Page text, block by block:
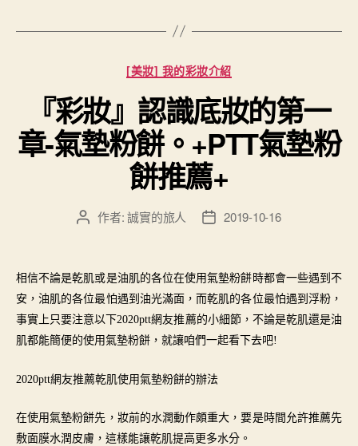
分
類
[美妝] 我的彩妝介紹
『彩妝』認識底妝的第一
章-氣墊粉餅。+PTT氣墊粉
餅推薦+
文
者
作者:誠實的旅人
文
佈
日
期
2019-10-16
相信不論是乾肌或是油肌的各位在使用氣墊粉餅時都會一些遇到不
安，油肌的各位最怕遇到油光滿面，而乾肌的各位最怕遇到浮粉，
事實上只要注意以下2020ptt網友推薦的小細節，不論是乾肌還是油
肌都能簡便的使用氣墊粉餅，就讓咱們一起看下去吧!
2020ptt網友推薦乾肌使用氣墊粉餅的辦法
在使用氣墊粉餅先，妝前的水潤動作頗重大，要是時間允許推薦先
敷面膜水潤皮膚，這樣能讓乾肌提高更多水分。